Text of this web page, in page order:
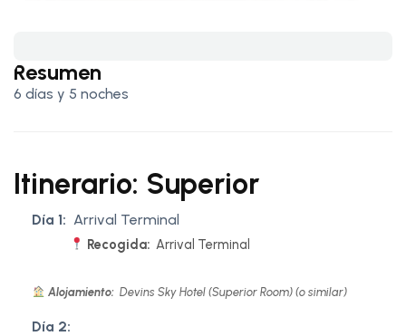
Resumen
6 días y 5 noches
Itinerario: Superior
Día 1: Arrival Terminal
Recogida: Arrival Terminal
Alojamiento: Devins Sky Hotel (Superior Room) (o similar)
Día 2: